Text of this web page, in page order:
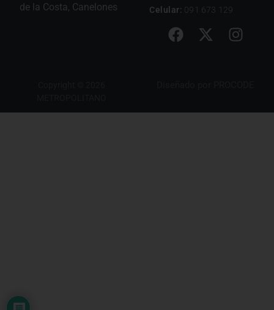
de la Costa, Canelones
Celular: 091 673 129